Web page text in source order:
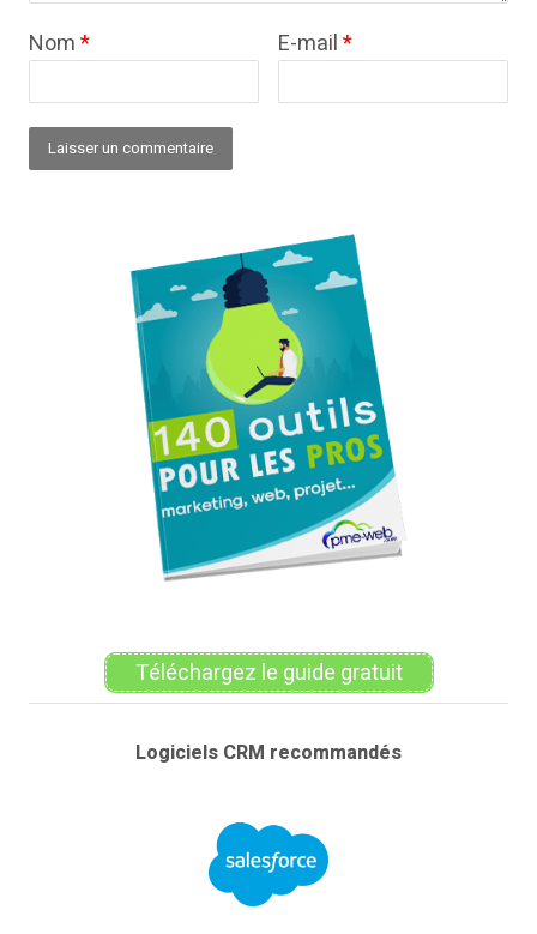
Nom* E-mail*
Téléchargez le guide gratuit
Logiciels CRM recommandés